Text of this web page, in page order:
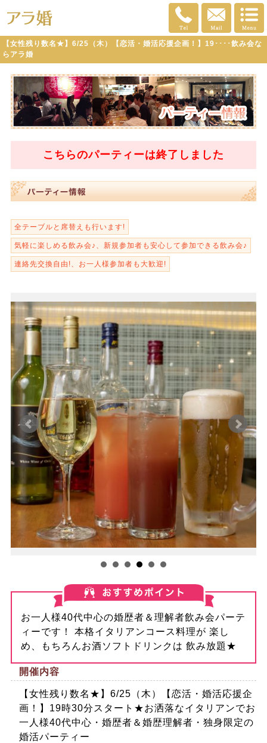
【女性残り数名★】6/25（木）【恋活・婚活応援企画！】19････飲み会な
らアラ婚
こちらのパーティーは終了 しました
全テーブルと席替えも行います!
気軽に楽しめる飲み会♪、新規参加者も安心して参加できる飲み会♪
連絡先交換自由!、お一人様参加者も大歓迎!
お一人様40代中心の婚歴者＆理解者飲み会パーテ
ィーです！ 本格イタリアンコース料理が 楽し
め、もちろんお酒ソフトドリンクは 飲み放題★
開催内容
【女性残り数名★】6/25（木）【恋活・婚活応援企
画！】19時30分スタート★お洒落なイタリアンでお
一人様40代中心・婚歴者＆婚歴理解者・独身限定の
婚活パーティー